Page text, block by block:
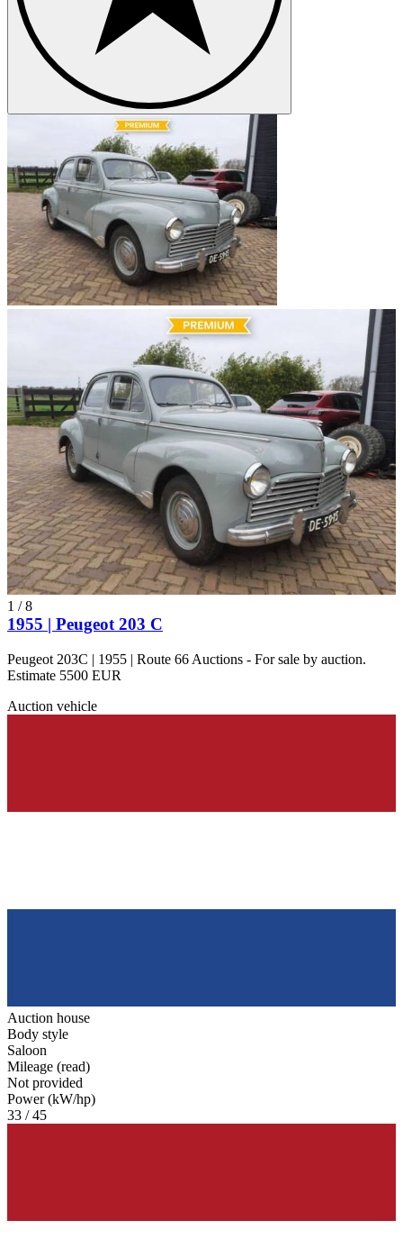
1 /8
1955 | Peugeot 203 C
Peugeot 203C | 1955 | Route 66 Auctions - For sale by auction.
Estimate 5500 EUR
Auction vehicle
Auction house
Body style
Saloon
Mileage (read)
Not provided
Power (kW/hp)
33 / 45